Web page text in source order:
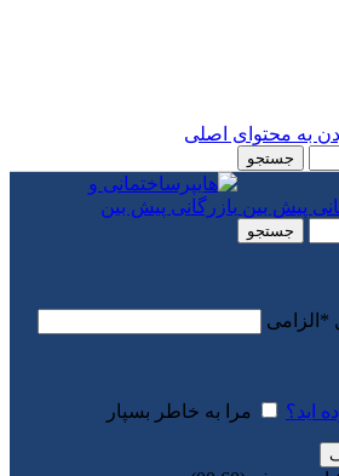
به محتوای اصلی
جستجو
جستجو
* الزامی
اید؟ مرا به خاطر بسپار